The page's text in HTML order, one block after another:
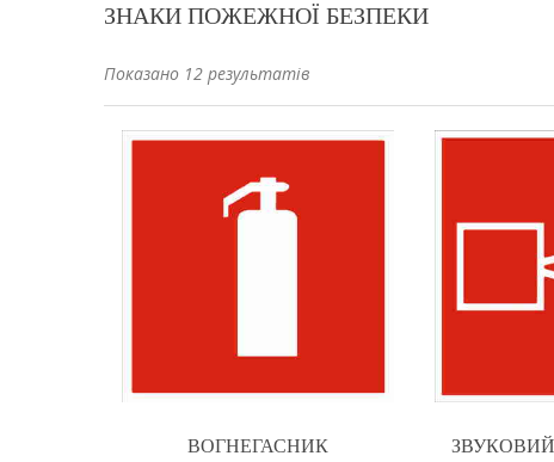
ЗНАКИ ПОЖЕЖНОЇ БЕЗПЕКИ
Показано 12 результатів
ВОГНЕГАСНИК